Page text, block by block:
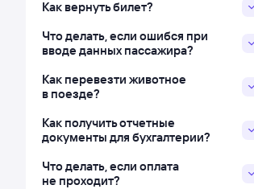
Как вернуть билет?
Что делать, если ошибся при
вводе данных пассажира?
Как перевезти животное
в поезде?
Как получить отчетные
документы для бухгалтерии?
Что делать, если оплата
не проходит?